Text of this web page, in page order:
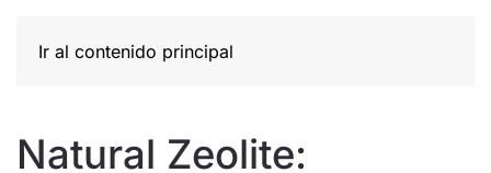
Ir al contenido principal
Natural Zeolite: